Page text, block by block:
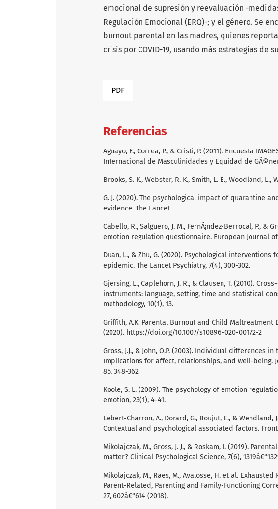
emocional de supresión y reevaluación -
Regulación Emocional (ERQ)-; y el género. Se
burnout parental en las madres, quienes
crisis por COVID-19, usando más estrategias de
PDF
Referencias
Aguayo, F., Correa, P., & Cristi, P. (2011). Encuesta
Internacional de Masculinidades y Equidad de
Brooks, S. K., Webster, R. K., Smith, L. E., Woodland, L.,
G. J. (2020). The psychological impact of quarantine
evidence. The Lancet.
Cabello, R., Salguero, J. M., FernÃ¡ndez-Berrocal, P., &
emotion regulation questionnaire. European Journal
Duan, L., & Zhu, G. (2020). Psychological interventions
epidemic. The Lancet Psychiatry, 7(4), 300-302.
Gjersing, L., Caplehorn, J. R., & Clausen, T. (2010).
instruments: language, setting, time and statistical
methodology, 10(1), 13.
Griffith, A.K. Parental Burnout and Child Maltreatment
(2020). https://doi.org/10.1007/s10896-020-00172-2
Gross, J.J., & John, O.P. (2003). Individual differences
Implications for affect, relationships, and well-being.
85, 348-362
Koole, S. L. (2009). The psychology of emotion
emotion, 23(1), 4-41.
Lebert-Charron, A., Dorard, G., Boujut, E., &
Contextual and psychological associated factors.
Mikolajczak, M., Gross, J. J., & Roskam, I. (2019).
matter? Clinical Psychological Science, 7(6),
Mikolajczak, M., Raes, M., Avalosse, H. et al.
Parent-Related, Parenting and Family-Functioning
27, 602â€“614 (2018).